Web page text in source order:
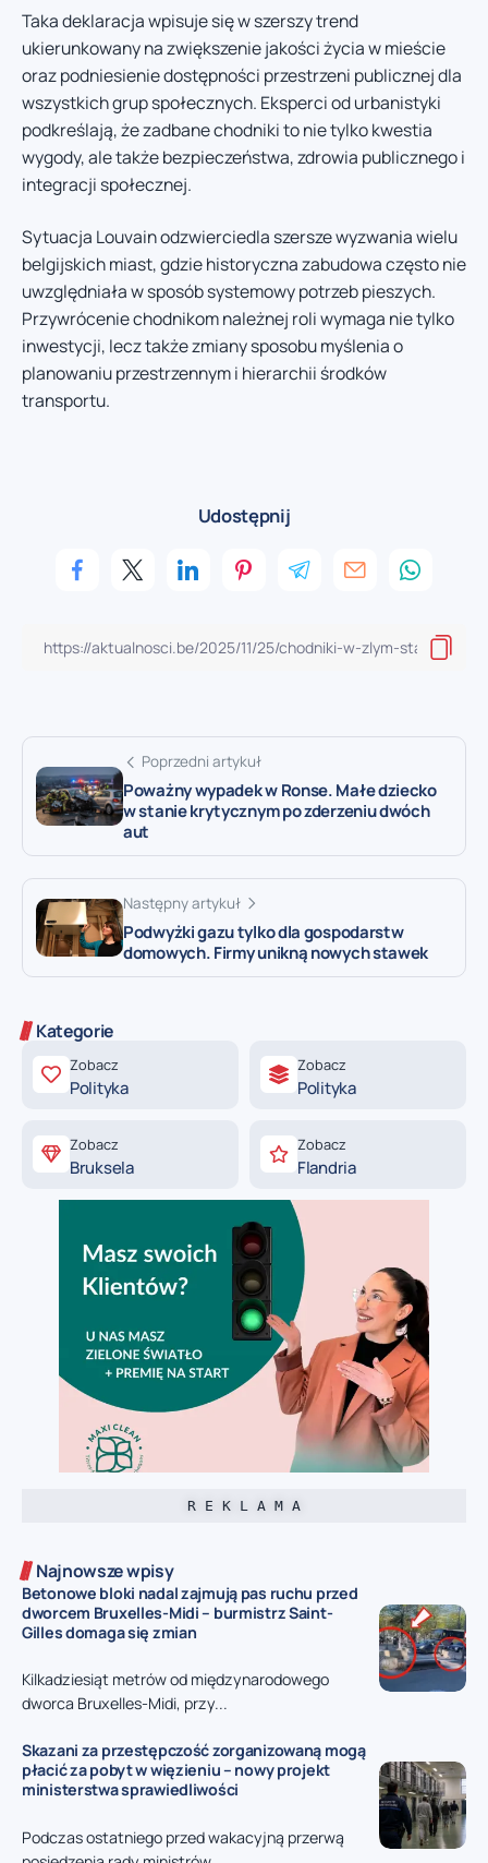
Taka deklaracja wpisuje się w szerszy trend
ukierunkowany na zwiększenie jakości życia w mieście
oraz podniesienie dostępności przestrzeni publicznej dla
wszystkich grup społecznych. Eksperci od urbanistyki
podkreślają, że zadbane chodniki to nie tylko kwestia
wygody, ale także bezpieczeństwa, zdrowia publicznego i
integracji społecznej.
Sytuacja Louvain odzwierciedla szersze wyzwania wielu
belgijskich miast, gdzie historyczna zabudowa często nie
uwzględniała w sposób systemowy potrzeb pieszych.
Przywrócenie chodnikom należnej roli wymaga nie tylko
inwestycji, lecz także zmiany sposobu myślenia o
planowaniu przestrzennym i hierarchii środków
transportu.
Udostępnij
Poprzedni artykuł
Poważny wypadek w Ronse. Małe dziecko
w stanie krytycznym po zderzeniu dwóch
aut
Następny artykuł
Podwyżki gazu tylko dla gospodarstw
domowych. Firmy unikną nowych stawek
Kategorie
Zobacz
Polityka
Zobacz
Polityka
Zobacz
Bruksela
Zobacz
Flandria
R E K L A M A
Najnowsze wpisy
Betonowe bloki nadal zajmują pas ruchu przed
dworcem Bruxelles-Midi – burmistrz Saint-
Gilles domaga się zmian
Kilkadziesiąt metrów od międzynarodowego
dworca Bruxelles-Midi, przy...
Skazani za przestępczość zorganizowaną mogą
płacić za pobyt w więzieniu – nowy projekt
ministerstwa sprawiedliwości
Podczas ostatniego przed wakacyjną przerwą